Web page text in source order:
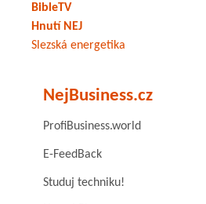
BibleTV
Hnutí NEJ
Slezská energetika
NejBusiness.cz
ProfiBusiness.world
E-FeedBack
Studuj techniku!